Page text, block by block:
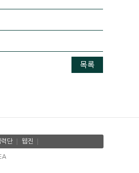
목록
단 웹진